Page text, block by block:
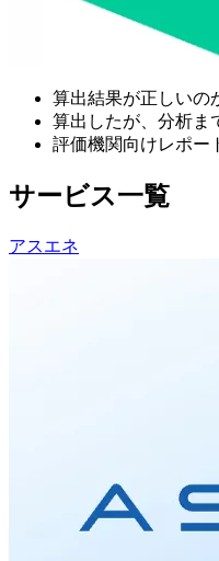
算出結果が正しいの
算出したが、分析ま
評価機関向けレポー
サービス一覧
アスエネ